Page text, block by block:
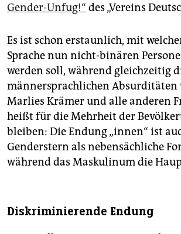
Gender-Unfug!“ des „Vereins
Es ist schon erstaunlich, mit
Sprache nun nicht-binären
werden soll, während gleichzeitig
männersprachlichen
Marlies Krämer und alle anderen
heißt für die Mehrheit der
bleiben: Die Endung „innen“ ist
Genderstern als nebensächliche
während das Maskulinum die
Diskriminierende Endung